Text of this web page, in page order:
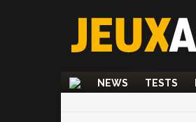
NEWS TESTS